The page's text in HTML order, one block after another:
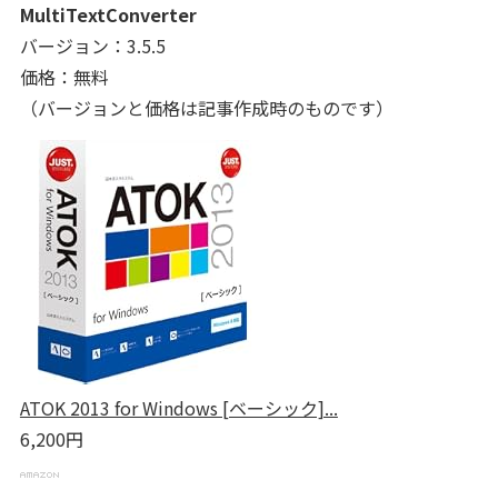
MultiTextConverter
バージョン：3.5.5
価格：無料
（バージョンと価格は記事作成時のものです）
ATOK 2013 for Windows [ベーシック]...
6,200円